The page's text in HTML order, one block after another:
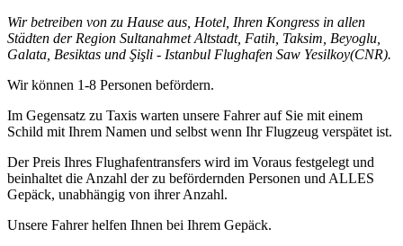
Wir betreiben von zu Hause aus, Hotel, Ihren Kongress in allen
Städten der Region Sultanahmet Altstadt, Fatih, Taksim, Beyoglu,
Galata, Besiktas und Şişli - Istanbul Flughafen Saw Yesilkoy(CNR).
Wir können 1-8 Personen befördern.
Im Gegensatz zu Taxis warten unsere Fahrer auf Sie mit einem
Schild mit Ihrem Namen und selbst wenn Ihr Flugzeug verspätet ist.
Der Preis Ihres Flughafentransfers wird im Voraus festgelegt und
beinhaltet die Anzahl der zu befördernden Personen und ALLES
Gepäck, unabhängig von ihrer Anzahl.
Unsere Fahrer helfen Ihnen bei Ihrem Gepäck.